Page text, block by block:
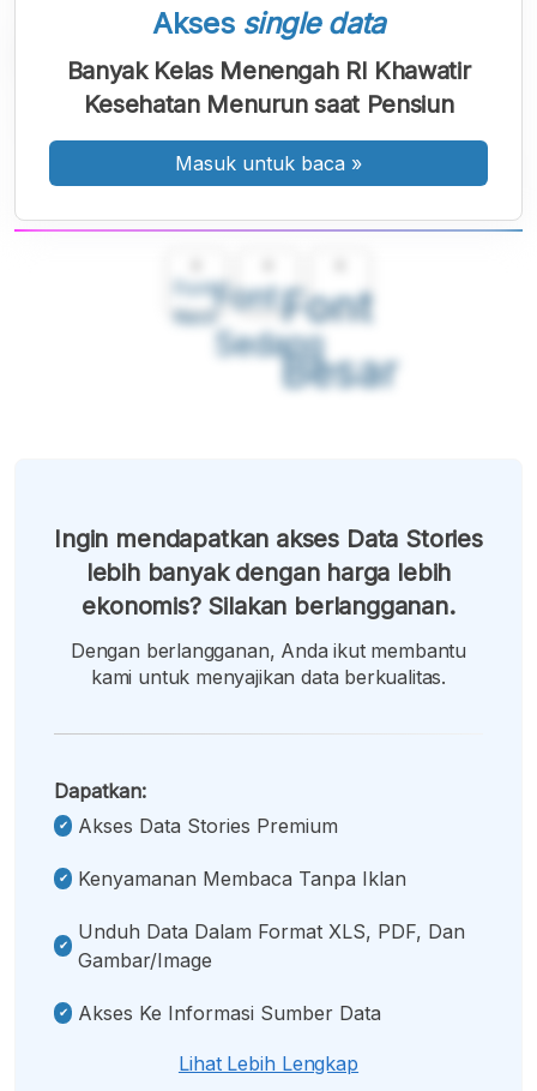
Font
Kecil
Font
Sedang
Font
Besar
Akses single data
Banyak Kelas Menengah RI Khawatir
Kesehatan Menurun saat Pensiun
Masuk untuk baca »
Ingin mendapatkan akses Data Stories
lebih banyak dengan harga lebih
ekonomis? Silakan berlangganan.
Dengan berlangganan, Anda ikut membantu
kami untuk menyajikan data berkualitas.
Dapatkan:
Akses Data Stories Premium
Kenyamanan Membaca Tanpa Iklan
Unduh Data Dalam Format XLS, PDF, Dan
Gambar/image
Akses Ke Informasi Sumber Data
Lihat Lebih Lengkap